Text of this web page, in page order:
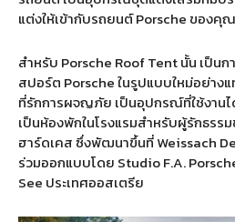
แต่งให้เข้ากับรถยนต์ Porsche ของคุ
สำหรับ Porsche Roof Tent นั้น เป็นก
สปอร์ต Porsche ในรูปแบบใหม่อย่างแ
ที่รักการผจญภัย เป็นอุปกรณ์ที่ใช้งาน
เป็นห้องพักในโรงแรมสำหรับผู้รักธรร
ฮาร์ดเคส ซึ่งพัฒนาขึ้นที่ Weissach
ร่วมออกแบบโดย Studio F.A.
See ประเทศออสเตรีย